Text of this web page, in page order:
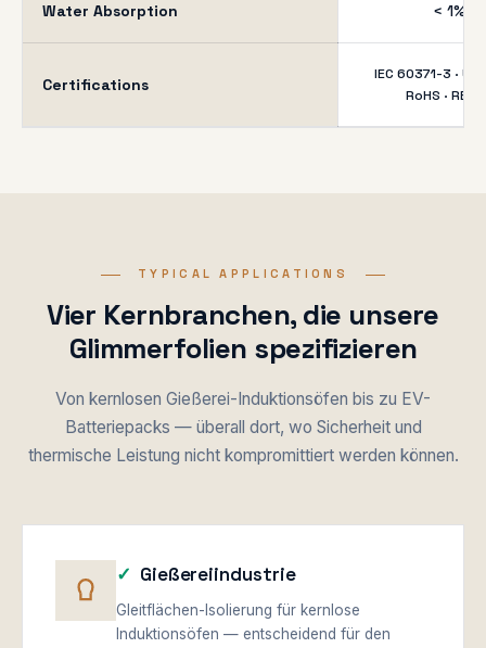
Water Absorption < 1%
Certifications
IEC 60371-3 · UL
RoHS ·
TYPICAL APPLICATIONS
Vier Kernbranchen, die unsere
Glimmerfolien spezifizieren
Von kernlosen Gießerei-Induktionsöfen bis zu EV-
Batteriepacks — überall dort, wo Sicherheit und
thermische Leistung nicht kompromittiert werden können.
Gießereiindustrie
Gleitflächen-Isolierung für kernlose
Induktionsöfen — entscheidend für den